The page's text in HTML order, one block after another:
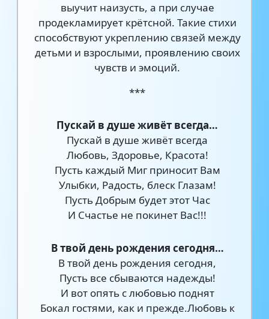
выучит наизусть, а при случае
продекламирует крётсной. Такие стихи
способствуют укреплению связей между
детьми и взрослыми, проявлению своих
чувств и эмоций.
***
Пускай в душе живёт всегда…
Пускай в душе живёт всегда
Любовь, Здоровье, Красота!
Пусть каждый Миг приносит Вам
Улыбки, Радость, блеск Глазам!
Пусть Добрым будет этот Час
И Счастье не покинет Вас!!!
В твой день рождения сегодня…
В твой день рождения сегодня,
Пусть все сбываются надежды!
И вот опять с любовью поднят
Бокал гостями, как и прежде.Любовь к